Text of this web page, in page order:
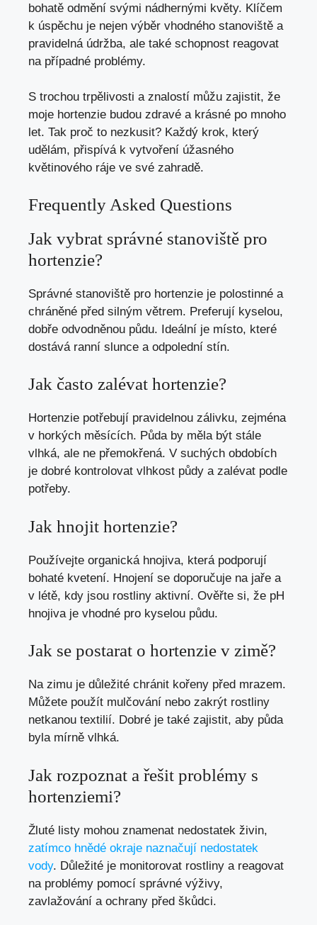
bohatě odmění svými nádhernými květy. Klíčem
k úspěchu je nejen výběr vhodného stanoviště a
pravidelná údržba, ale také schopnost reagovat
na případné problémy.
S trochou trpělivosti a znalostí můžu zajistit, že
moje hortenzie budou zdravé a krásné po mnoho
let. Tak proč to nezkusit? Každý krok, který
udělám, přispívá k vytvoření úžasného
květinového ráje ve své zahradě.
Frequently Asked Questions
Jak vybrat správné stanoviště pro
hortenzie?
Správné stanoviště pro hortenzie je polostinné a
chráněné před silným větrem. Preferují kyselou,
dobře odvodněnou půdu. Ideální je místo, které
dostává ranní slunce a odpolední stín.
Jak často zalévat hortenzie?
Hortenzie potřebují pravidelnou zálivku, zejména
v horkých měsících. Půda by měla být stále
vlhká, ale ne přemokřená. V suchých obdobích
je dobré kontrolovat vlhkost půdy a zalévat podle
potřeby.
Jak hnojit hortenzie?
Používejte organická hnojiva, která podporují
bohaté kvetení. Hnojení se doporučuje na jaře a
v létě, kdy jsou rostliny aktivní. Ověřte si, že pH
hnojiva je vhodné pro kyselou půdu.
Jak se postarat o hortenzie v zimě?
Na zimu je důležité chránit kořeny před mrazem.
Můžete použít mulčování nebo zakrýt rostliny
netkanou textilií. Dobré je také zajistit, aby půda
byla mírně vlhká.
Jak rozpoznat a řešit problémy s
hortenziemi?
Žluté listy mohou znamenat nedostatek živin,
zatímco hnědé okraje naznačují nedostatek
vody. Důležité je monitorovat rostliny a reagovat
na problémy pomocí správné výživy,
zavlažování a ochrany před škůdci.